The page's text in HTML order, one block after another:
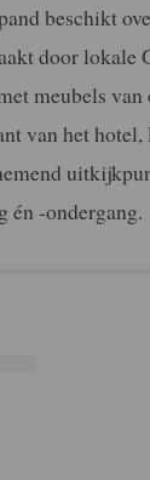
beschikt
door lokale
meubels
van het
én -ondergang.